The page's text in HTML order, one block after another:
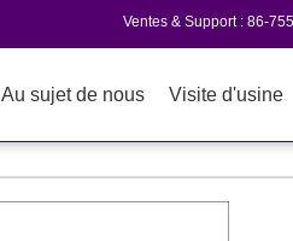
Ventes & Support : 86-
Au sujet de nous Visite d'usine